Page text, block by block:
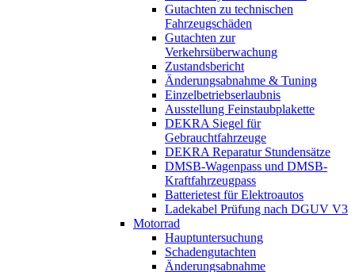
Gutachten zu technischen
Fahrzeugschäden
Gutachten zur
Verkehrsüberwachung
Zustandsbericht
Änderungsabnahme & Tuning
Einzelbetriebserlaubnis
Ausstellung Feinstaubplakette
DEKRA Siegel für
Gebrauchtfahrzeuge
DEKRA Reparatur Stundensätze
DMSB-Wagenpass und DMSB-
Kraftfahrzeugpass
Batterietest für Elektroautos
Ladekabel Prüfung nach DGUV V3
Motorrad
Hauptuntersuchung
Schadengutachten
Änderungsabnahme